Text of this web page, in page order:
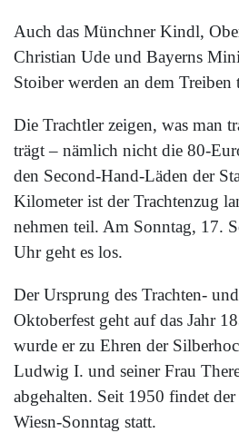
Auch das Münchner Kindl,
Christian Ude und Bayerns
Stoiber werden an dem Treiben
Die Trachtler zeigen, was man
trägt – nämlich nicht die 80-
den Second-Hand-Läden der
Kilometer ist der Trachtenzug
nehmen teil. Am Sonntag, 17.
Uhr geht es los.
Der Ursprung des Trachten-
Oktoberfest geht auf das Jahr
wurde er zu Ehren der
Ludwig I. und seiner Frau
abgehalten. Seit 1950 findet der
Wiesn-Sonntag statt.